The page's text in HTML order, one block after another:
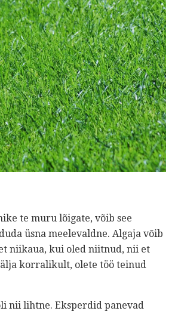
te muru lõigate, võib see
üsna meelevaldne. Algaja võib
niikaua, kui oled niitnud, nii et
korralikult, olete töö teinud
nii lihtne. Eksperdid panevad